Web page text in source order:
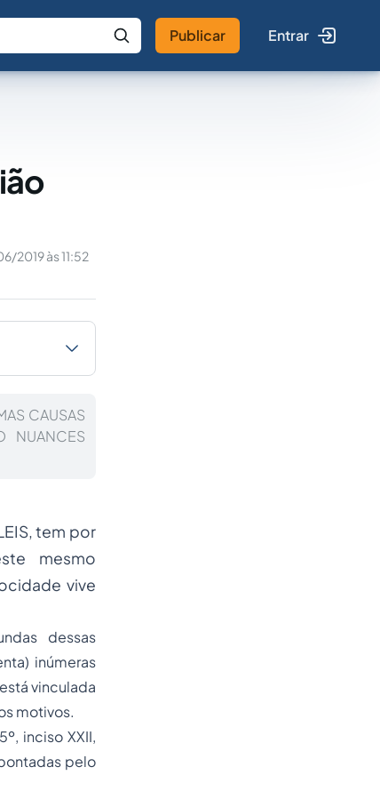
Buscar no Jus
Publicar Entrar
2019 às 11:52
CAUSAS
NUANCES
tem por
mesmo
vive
dessas
inúmeras
vinculada
motivos.
inciso XXII,
pelo